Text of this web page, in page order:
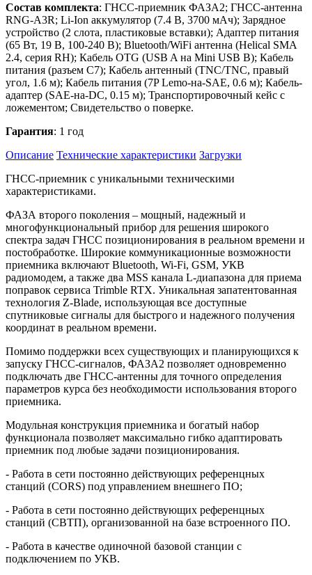
Состав комплекта: ГНСС-приемник ФАЗА2; ГНСС-антенна
RNG-A3R; Li-Ion аккумулятор (7.4 В, 3700 мАч); Зарядное
устройство (2 слота, пластиковые вставки); Адаптер питания
(65 Вт, 19 В, 100-240 В); Bluetooth/WiFi антенна (Helical SMA
2.4, серия RH); Кабель OTG (USB A на Mini USB B); Кабель
питания (разъем С7); Кабель антенный (TNC/TNC, правый
угол, 1.6 м); Кабель питания (7P Lemo-на-SAE, 0.6 м); Кабель-
адаптер (SAE-на-DC, 0.15 м); Транспортировочный кейс с
ложементом; Свидетельство о поверке.
Гарантия: 1 год
Описание Технические характеристики Загрузки
ГНСС-приемник с уникальными техническими
характеристиками.
ФАЗА второго поколения – мощный, надежный и
многофункциональный прибор для решения широкого
спектра задач ГНСС позиционирования в реальном времени и
постобработке. Широкие коммуникационные возможности
приемника включают Bluetooth, Wi-Fi, GSM, УКВ
радиомодем, а также два MSS канала L-диапазона для приема
поправок сервиса Trimble RTX. Уникальная запатентованная
технология Z-Blade, использующая все доступные
спутниковые сигналы для быстрого и надежного получения
координат в реальном времени.
Помимо поддержки всех существующих и планирующихся к
запуску ГНСС-сигналов, ФАЗА2 позволяет одновременно
подключать две ГНСС-антенны для точного определения
параметров курса без необходимости использования второго
приемника.
Модульная конструкция приемника и богатый набор
функционала позволяет максимально гибко адаптировать
приемник под любые задачи позиционирования.
- Работа в сети постоянно действующих референцных
станций (CORS) под управлением внешнего ПО;
- Работа в сети постоянно действующих референцных
станций (СВТП), организованной на базе встроенного ПО.
- Работа в качестве одиночной базовой станции с
подключением по УКВ.